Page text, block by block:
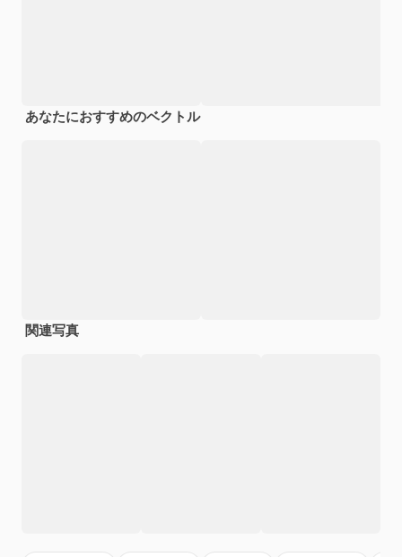
あなたにおすすめのベクトル
関連写真